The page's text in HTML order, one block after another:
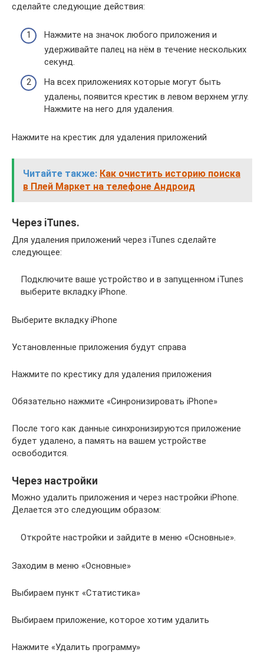
сделайте следующие действия:
Нажмите на значок любого приложения и
удерживайте палец на нём в течение нескольких
секунд.
На всех приложениях которые могут быть
удалены, появится крестик в левом верхнем углу.
Нажмите на него для удаления.
Нажмите на крестик для удаления приложений
Читайте также: Как очистить историю поиска
в Плей Маркет на телефоне Андроид
Через iTunes.
Для удаления приложений через iTunes сделайте
следующее:
Подключите ваше устройство и в запущенном iTunes
выберите вкладку iPhone.
Выберите вкладку iPhone
Установленные приложения будут справа
Нажмите по крестику для удаления приложения
Обязательно нажмите «Синронизировать iPhone»
После того как данные синхронизируются приложение
будет удалено, а память на вашем устройстве
освободится.
Через настройки
Можно удалить приложения и через настройки iPhone.
Делается это следующим образом:
Откройте настройки и зайдите в меню «Основные».
Заходим в меню «Основные»
Выбираем пункт «Статистика»
Выбираем приложение, которое хотим удалить
Нажмите «Удалить программу»